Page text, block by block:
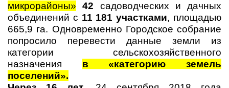
микрорайоны» 42 садоводческих и дачных
объединений с 11 181 участками, площадью
665,9 га. Одновременно Городское собрание
попросило перевести данные земли из
категории сельскохозяйственного
назначения в «категорию земель
поселений».